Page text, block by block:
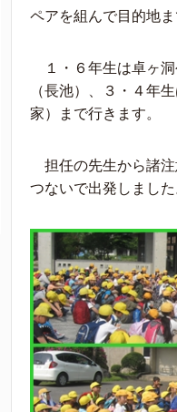
ペアを組んで目的地ま
１・６年生は卓ヶ洞
（長池）、３・４年
家）まで行きます。
担任の先生から諸注
つないで出発しました